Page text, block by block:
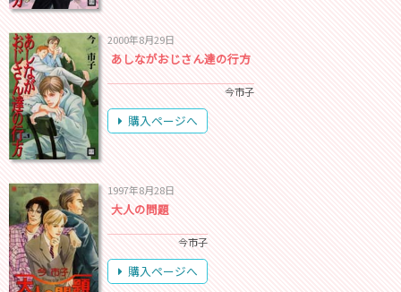
2000年8月29日
あしながおじさん達の行方
今市子
購入ページへ
1997年8月28日
大人の問題
今市子
購入ページへ